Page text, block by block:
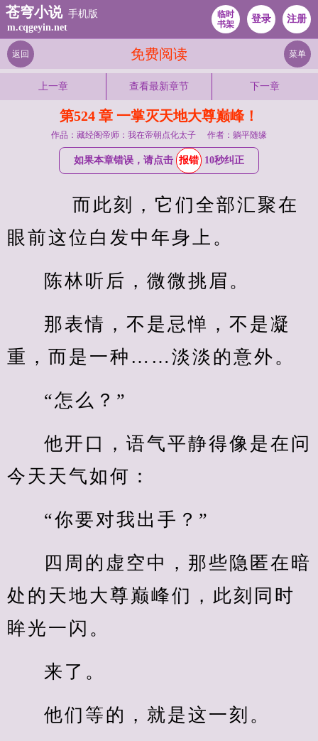
苍穹小说 手机版
m.cqgeyin.net
临时
书架
登录 注册
免费阅读
返回 菜单
上一章 查看最新章节 下一章
第524 章 一掌灭天地大尊巅峰！
作品：藏经阁帝师：我在帝朝点化太子 作者：躺平随缘
如果本章错误，请点击 报错 10秒纠正
眼前这位白发中年身上。
陈林听后，微微挑眉。
那表情，不是忌惮，不是凝
重，而是一种……淡淡的意外。
“怎么？”
他开口，语气平静得像是在问
今天天气如何：
“你要对我出手？”
四周的虚空中，那些隐匿在暗
处的天地大尊巅峰们，此刻同时
眸光一闪。
来了。
他们等的，就是这一刻。